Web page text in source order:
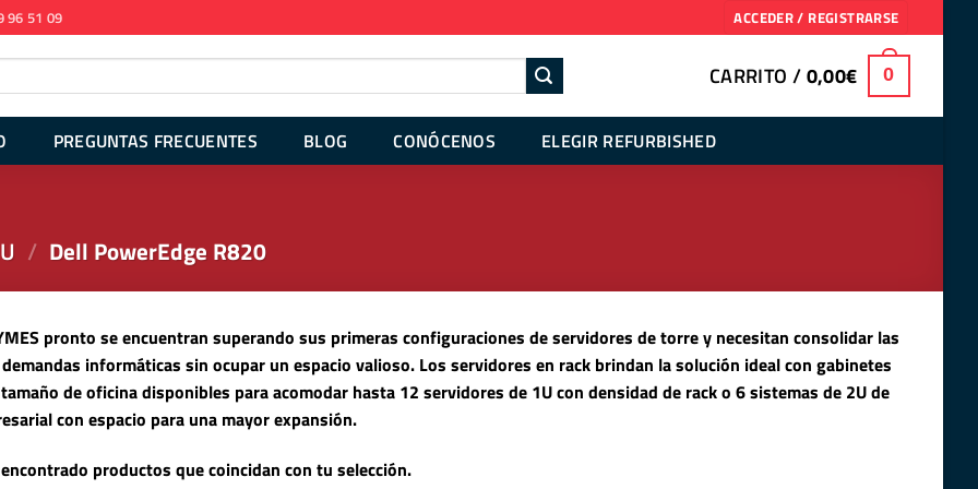
96 51 09 ACCEDER / REGISTRARSE
CARRITO /0,00€ 0
PREGUNTAS FRECUENTES BLOG CONÓCENOS ELEGIR REFURBISHED
/ Dell PowerEdge R820
pronto se encuentran superando sus primeras configuraciones de servidores de torre y necesitan consolidar las
informáticas sin ocupar un espacio valioso. Los servidores en rack brindan la solución ideal con gabinetes
de oficina disponibles para acomodar hasta 12 servidores de 1U con densidad de rack o 6 sistemas de 2U de
con espacio para una mayor expansión.
productos que coincidan con tu selección.